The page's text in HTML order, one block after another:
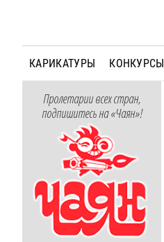
КАРИКАТУРЫ КОНКУРСЫ
Пролетарии всех стран,
подпишитесь на «Чаян»!